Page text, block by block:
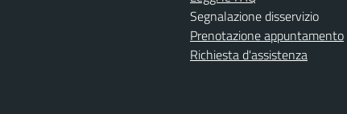
Segnalazione disservizio
Prenotazione appuntamento
Richiesta d'assistenza